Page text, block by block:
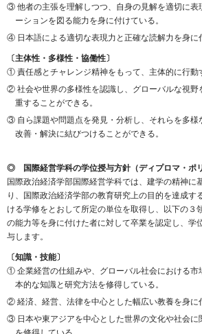
③ 他者の主張を理解しつつ、自身の見解を適切に表
ーションを図る能力を身に付けている。
④ 日本語による適切な表現力と正確な読解力を身に
〔主体性・多様性・協働性〕
① 責任感とチャレンジ精神をもって、主体的に行動
② 社会や世界の多様性を認識し、グローバルな視野
重することができる。
③ 自ら課題や問題点を発見・分析し、それらを多様
改善・解決に結びつけることができる。
◎ 国際経営学科の学位授与方針（ディプロマ・ポ
国際政治経済学部国際経営学科では、建学の精神に
り、国際政治経済学部の教育研究上の目的を達成す
ける学修をとおして所定の単位を取得し、以下の３
の能力等を身に付けた者に対して卒業を認定し、学
与します。
〔知識・技能〕
① 企業経営の仕組みや、グローバル社会における市
本的な知識と研究方法を修得している。
② 経済、経営、法律を中心とした幅広い教養を身に
③ 日本や東アジアを中心とした世界の文化や社会に